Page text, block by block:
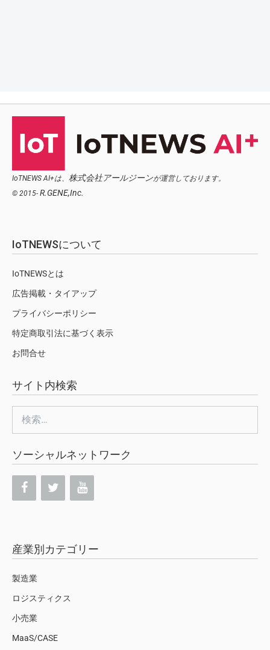
IoTNEWS AI+は、 株式会社アールジーンが運営しております。
© 2015- R.GENE,Inc.
IoTNEWSについて
IoTNEWSとは
広告掲載・タイアップ
プライバシーポリシー
特定商取引法に基づく表示
お問合せ
サイト内検索
索:
ソーシャルネットワーク
産業別カテゴリー
製造業
ロジスティクス
小売業
MaaS/CASE